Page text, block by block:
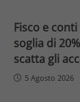
Fisco e
soglia di
scatta gli
5 Agosto 2026